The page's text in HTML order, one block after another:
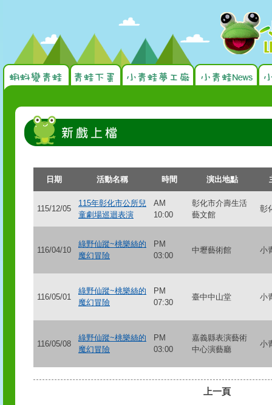
日期 活動名稱 時間 演出地點
115/12/05
115年彰化市公所兒
童劇場巡迴表演
AM
10:00
彰化市介壽生活
藝文館
彰
116/04/10
綠野仙蹤~桃樂絲的
魔幻冒險
PM
03:00
中壢藝術館 小
116/05/01
綠野仙蹤~桃樂絲的
魔幻冒險
PM
07:30
臺中中山堂 小
116/05/08
綠野仙蹤~桃樂絲的
魔幻冒險
PM
03:00
嘉義縣表演藝術
中心演藝廳
小
上一頁